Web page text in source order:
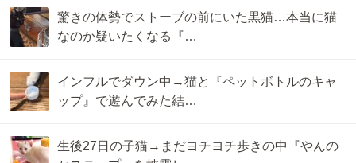
驚きの体勢でストーブの前にいた黒猫…本当に猫
なのか疑いたくなる『…
インフルでダウン中→猫と『ペットボトルのキャ
ップ』で遊んでみた結…
生後27日の子猫→まだヨチヨチ歩きの中『やんの